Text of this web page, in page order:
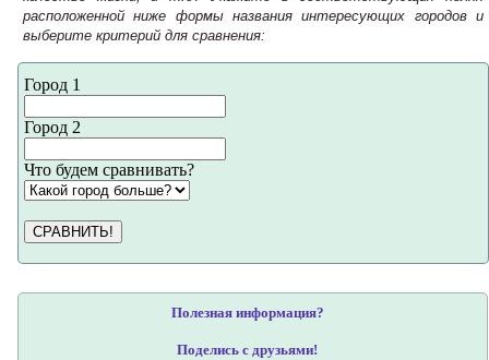
расположенной ниже формы названия интересующих городов и
выберите критерий для сравнения:
Город 1
Город 2
Что будем сравнивать?
СРАВНИТЬ!
Полезная информация?
Поделись с друзьями!